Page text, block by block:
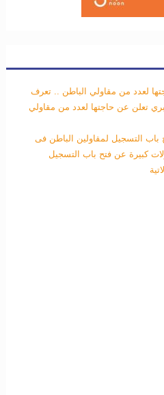
لعدد من مقاولي الباطن .. تعرف
تعلن عن حاجتها لعدد من مقاولي
التسجيل لمقاولين الباطن فى
كبيرة عن فتح باب التسجيل